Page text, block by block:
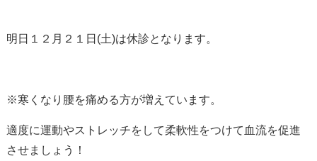
明日１２月２１日(土)は休診となります。
※寒くなり腰を痛める方が増えています。
適度に運動やストレッチをして柔軟性をつけて血流を促進
させましょう！